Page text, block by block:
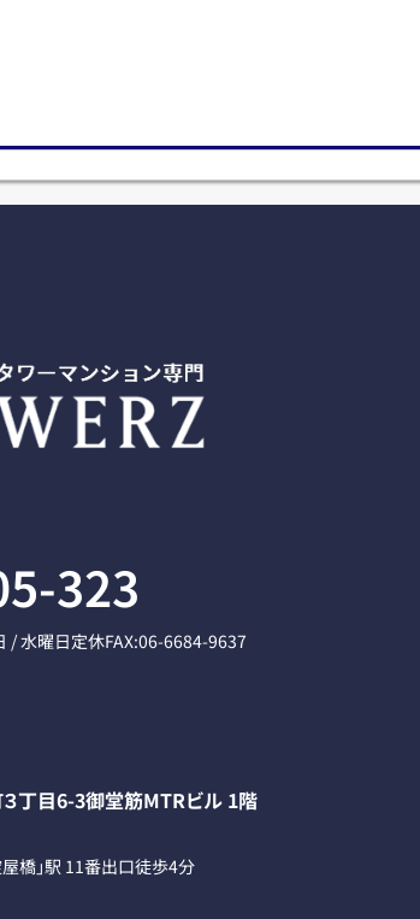
323
/ 水曜日定休FAX:06-6684-9637
丁目6-3御堂筋MTRビル 1階
屋橋」駅 11番出口徒歩4分